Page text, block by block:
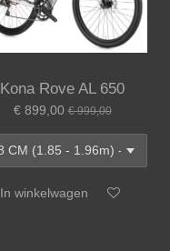
Kona Rove AL 650
€ 899,00 € 999,00
In winkelwagen